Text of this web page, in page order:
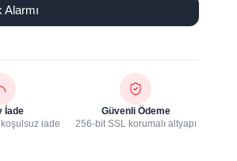
Alarmı
İade
iade
Güvenli Ödeme
256-bit SSL korumalı altyapı